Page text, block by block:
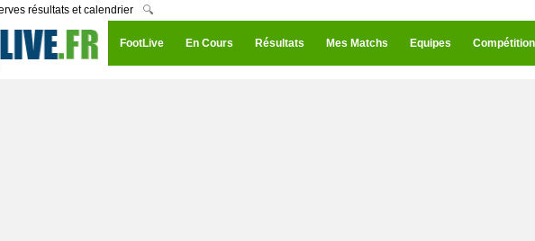
résultats et calendrier 🔍
FootLive En Cours Résultats Mes Matchs Equipes